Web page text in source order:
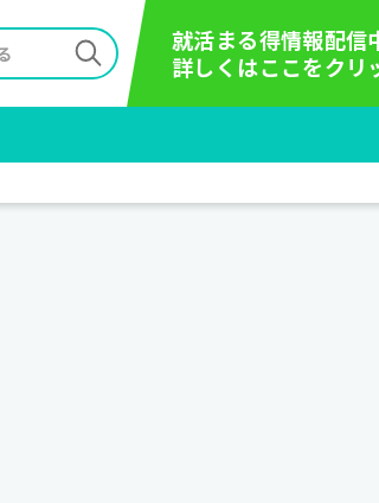
就活まる得情報配信
詳しくはここをクリ